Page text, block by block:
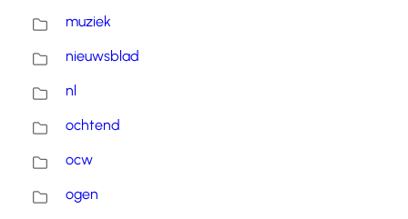
muziek
nieuwsblad
nl
ochtend
ocw
ogen